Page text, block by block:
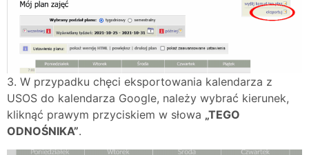
3. W przypadku chęci eksportowania kalendarza z
USOS do kalendarza Google, należy wybrać kierunek,
kliknąć prawym przyciskiem w słowa „TEGO
ODNOŚNIKA”.